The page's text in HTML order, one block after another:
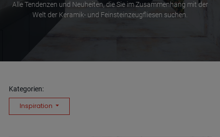
Alle Tendenzen und Neuheiten, die Sie im Zusammenhang mit der
Welt der Keramik- und Feinsteinzeugfliesen suchen.
Kategorien:
Inspiration